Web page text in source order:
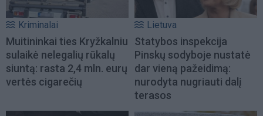
Kriminalai
Muitininkai ties Kryžkalniu
sulaikė nelegalių rūkalų
siuntą: rasta 2,4 mln. eurų
vertės cigarečių
Lietuva
Statybos inspekcija
Pinskų sodyboje nustatė
dar vieną pažeidimą:
nurodyta nugriauti dalį
terasos